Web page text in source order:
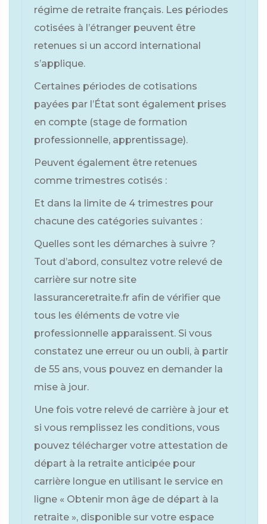
régime de retraite français. Les périodes
cotisées à l’étranger peuvent être
retenues si un accord international
s’applique.
Certaines périodes de cotisations
payées par l’État sont également prises
en compte (stage de formation
professionnelle, apprentissage).
Peuvent également être retenues
comme trimestres cotisés :
Et dans la limite de 4 trimestres pour
chacune des catégories suivantes :
Quelles sont les démarches à suivre ?
Tout d’abord, consultez votre relevé de
carrière sur notre site
lassuranceretraite.fr afin de vérifier que
tous les éléments de votre vie
professionnelle apparaissent. Si vous
constatez une erreur ou un oubli, à partir
de 55 ans, vous pouvez en demander la
mise à jour.
Une fois votre relevé de carrière à jour et
si vous remplissez les conditions, vous
pouvez télécharger votre attestation de
départ à la retraite anticipée pour
carrière longue en utilisant le service en
ligne « Obtenir mon âge de départ à la
retraite », disponible sur votre espace